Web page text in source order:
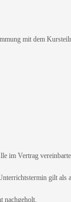
mit dem
Vertrag
gilt als
nachgeholt.